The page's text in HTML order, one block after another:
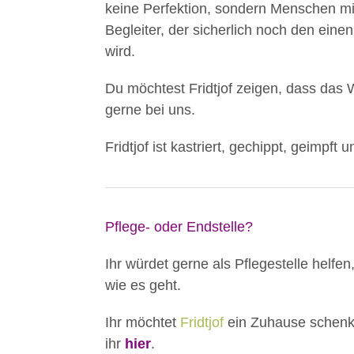
keine Perfektion, sondern Menschen
Begleiter, der sicherlich noch den
wird.
Du möchtest Fridtjof zeigen, dass das
gerne bei uns.
Fridtjof ist kastriert, gechippt, geimpft
Pflege- oder Endstelle?
Ihr würdet gerne als Pflegestelle
wie es geht.
Ihr möchtet Fridtjof ein Zuhause
ihr hier.